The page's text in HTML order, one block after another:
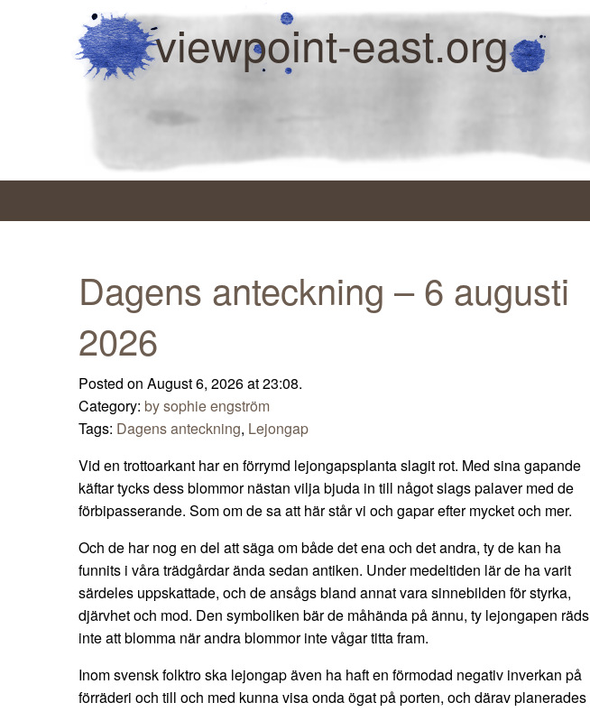
viewpoint-east.org
Dagens anteckning – 6 augusti
2026
Posted on August 6, 2026 at 23:08.
Category: by sophie engström
Tags: Dagens anteckning, Lejongap
Vid en trottoarkant har en förrymd lejongapsplanta slagit rot. Med sina gapande
käftar tycks dess blommor nästan vilja bjuda in till något slags palaver med de
förbipasserande. Som om de sa att här står vi och gapar efter mycket och mer.
Och de har nog en del att säga om både det ena och det andra, ty de kan ha
funnits i våra trädgårdar ända sedan antiken. Under medeltiden lär de ha varit
särdeles uppskattade, och de ansågs bland annat vara sinnebilden för styrka,
djärvhet och mod. Den symboliken bär de måhända på ännu, ty lejongapen räds
inte att blomma när andra blommor inte vågar titta fram.
Inom svensk folktro ska lejongap även ha haft en förmodad negativ inverkan på
förräderi och till och med kunna visa onda ögat på porten, och därav planerades